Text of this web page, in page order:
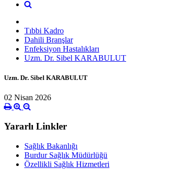
Tıbbi Kadro
Dahili Branşlar
Enfeksiyon Hastalıkları
Uzm. Dr. Sibel KARABULUT
Uzm. Dr. Sibel KARABULUT
02 Nisan 2026
Yararlı Linkler
Sağlık Bakanlığı
Burdur Sağlık Müdürlüğü
Özellikli Sağlık Hizmetleri